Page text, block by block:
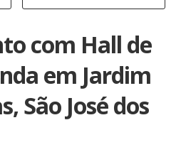
com Hall de
em Jardim
São José dos